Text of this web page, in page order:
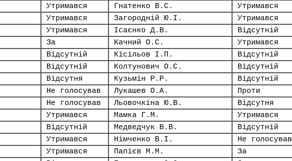
Утримався Гнатенко В.С.
Утримався
Утримався Загородній Ю.І.
Утримався
Утримався Ісаєнко Д.В.
Відсутній
За Качний О.С.
Утримався
Відсутній Кісільов І.П.
Відсутній
Відсутній Колтунович О.С.
Відсутній
Відсутня Кузьмін Р.Р.
Відсутній
Не голосував Лукашев О.А.
Проти
Не голосував Льовочкіна Ю.В.
Відсутня
Утримався Мамка Г.М.
Утримався
Відсутній Медведчук В.В.
Відсутній
Утримався Німченко В.І.
Не голосував
Утримався Папієв М.М.
За